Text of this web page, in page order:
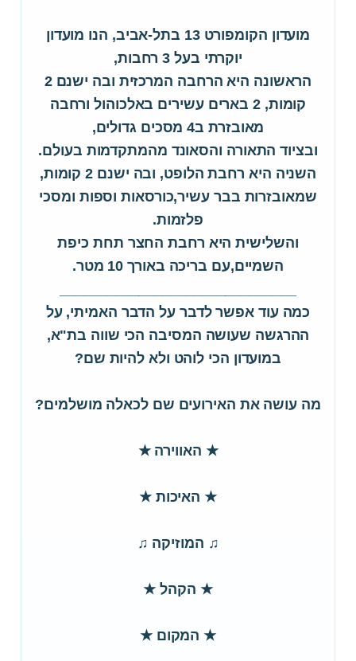
מועדון הקומפורט 13 בתל-אביב, הנו מועדון
יוקרתי בעל 3 רחבות,
הראשונה היא הרחבה המרכזית ובה ישנם 2
קומות, 2 בארים עשירים באלכוהול ורחבה
מאובזרת ב4 מסכים גדולים,
ובציוד התאורה והסאונד מהמתקדמות בעולם.
השניה היא רחבת הלופט, ובה ישנם 2 קומות,
שמאובזרות בבר עשיר,כורסאות וספות ומסכי
פלזמות.
והשלישית היא רחבת החצר תחת כיפת
השמיים,עם בריכה באורך 10 מטר.
כמה עוד אפשר לדבר על הדבר האמיתי, על
ההרגשה שעושה המסיבה הכי שווה בת"א,
במועדון הכי לוהט ולא להיות שם?
מה עושה את האירועים שם לכאלה מושלמים?
★ האווירה ★
★ האיכות ★
♫ המוזיקה ♫
★ הקהל ★
★ המקום ★